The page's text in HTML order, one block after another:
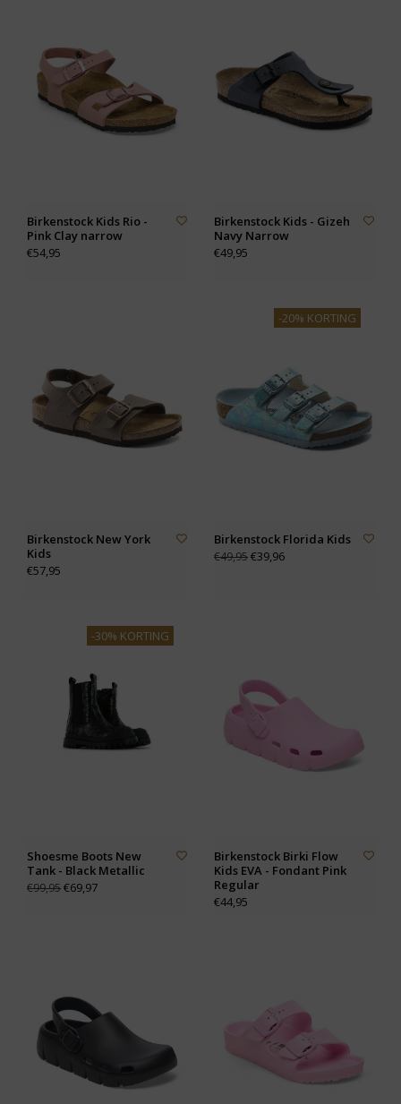
Birkenstock Kids Rio -
Pink Clay narrow
€54,95
Birkenstock Kids - Gizeh
Navy Narrow
€49,95
Birkenstock New York
Kids
€57,95
-20% KORTING
Birkenstock Florida Kids
€49,95€39,96
-30% KORTING
Shoesme Boots New
Tank - Black Metallic
€99,95€69,97
Birkenstock Birki Flow
Kids EVA - Fondant Pink
Regular
€44,95